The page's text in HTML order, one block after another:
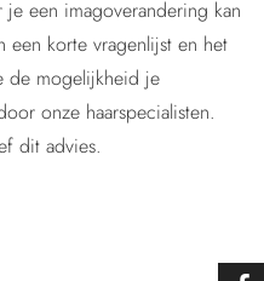
een imagoverandering kan
een korte vragenlijst en het
de mogelijkheid je
onze haarspecialisten.
dit advies.